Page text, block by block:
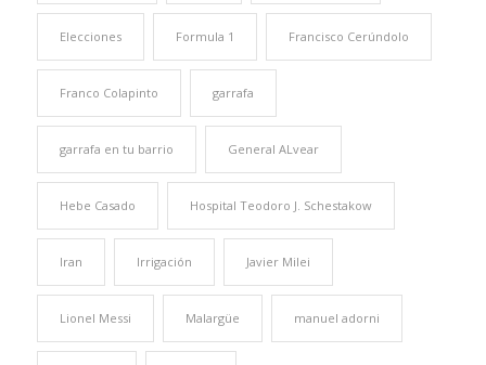
Elecciones Formula 1 Francisco Cerúndolo
Franco Colapinto garrafa
garrafa en tu barrio General ALvear
Hebe Casado Hospital Teodoro J. Schestakow
Iran Irrigación Javier Milei
Lionel Messi Malargüe manuel adorni